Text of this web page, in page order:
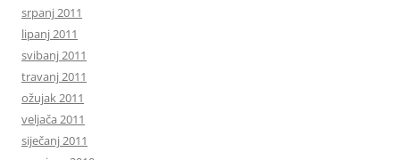
srpanj 2011
lipanj 2011
svibanj 2011
travanj 2011
ožujak 2011
veljača 2011
siječanj 2011